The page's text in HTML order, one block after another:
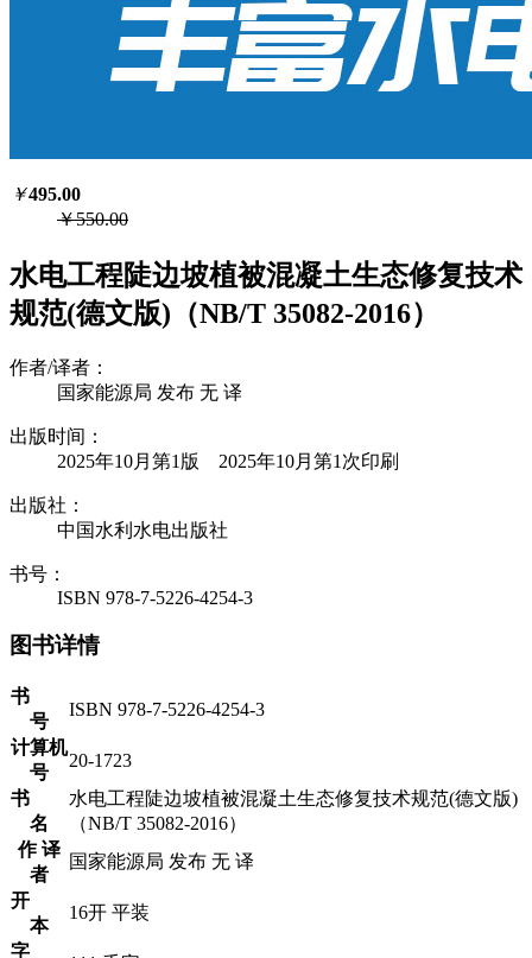
￥495.00
￥550.00
水电工程陡边坡植被混凝土生态修复技术
规范(德文版)（NB/T 35082-2016）
作者/译者：
国家能源局 发布 无 译
出版时间：
2025年10月第1版 2025年10月第1次印刷
出版社：
中国水利水电出版社
书号：
ISBN 978-7-5226-4254-3
图书详情
书
号
ISBN 978-7-5226-4254-3
计算机
号
20-1723
书
名
水电工程陡边坡植被混凝土生态修复技术规范(德文版)
（NB/T 35082-2016）
作 译
者
国家能源局 发布 无 译
开
本
16开 平装
字